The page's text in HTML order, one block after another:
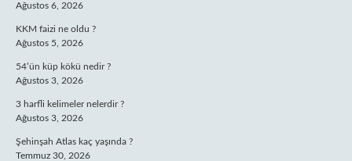
Ağustos 6, 2026
KKM faizi ne oldu ?
Ağustos 5, 2026
54’ün küp kökü nedir ?
Ağustos 3, 2026
3 harfli kelimeler nelerdir ?
Ağustos 3, 2026
Şehinşah Atlas kaç yaşında ?
Temmuz 30, 2026